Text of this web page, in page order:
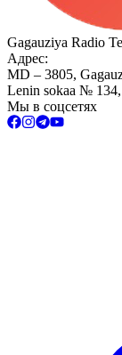
Gagauziya Radio
Адрес:
MD – 3805,
Lenin sokaa №
Мы в соцсетях